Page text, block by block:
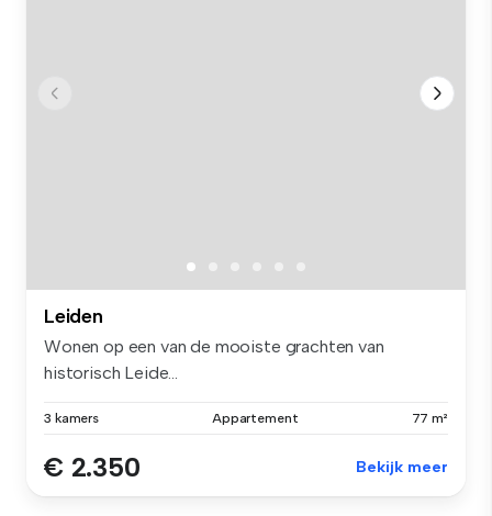
Leiden
Wonen op een van de mooiste grachten van
historisch Leide...
3 kamers Appartement 77 m²
€ 2.350 Bekijk meer